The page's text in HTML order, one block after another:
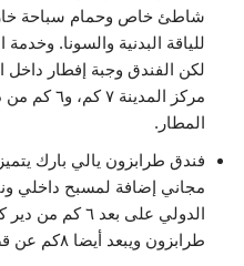
شاطئ خاص وحمام سباحة
للياقة البدنية والسونا.
لكن الفندق وجبة إفطار داخل
المطار.
فندق طرابزون يالي بارك
مجاني إضافة لمسبح داخلي
طرابزون ويبعد أيضا ٨كم عن قصر أتاتورك وآيا صوفيا.